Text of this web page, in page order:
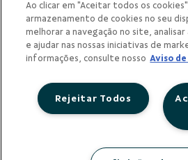
Indícios de Ilicitude
Privacidade
Ao clicar em "Aceitar todos os
armazenamento de cookies no seu
melhorar a navegação no site,
e ajudar nas nossas iniciativas de
informações, consulte nosso Aviso
Rejeitar Todos